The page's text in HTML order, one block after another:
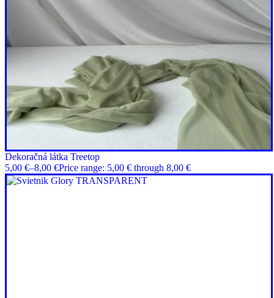
Dekoračná látka Treetop
5,00 €–8,00 €Price range: 5,00 € through 8,00 €